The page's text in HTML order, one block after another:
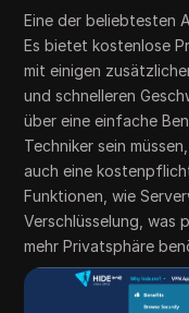
Eine der beliebtesten
Es bietet kostenlose
mit einigen
und schnelleren
über eine einfache
Techniker sein
auch eine
Funktionen, wie
Verschlüsselung, was
mehr Privatsphäre